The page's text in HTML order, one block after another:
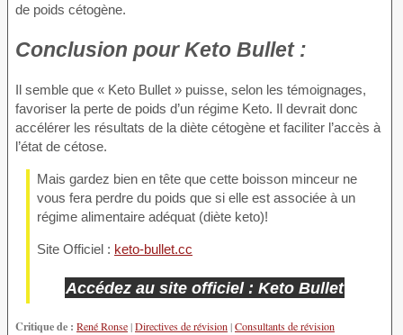
de poids cétogène.
Conclusion pour Keto Bullet :
Il semble que « Keto Bullet » puisse, selon les témoignages,
favoriser la perte de poids d’un régime Keto. Il devrait donc
accélérer les résultats de la diète cétogène et faciliter l’accès à
l’état de cétose.
Mais gardez bien en tête que cette boisson minceur ne
vous fera perdre du poids que si elle est associée à un
régime alimentaire adéquat (diète keto)!
Site Officiel : keto-bullet.cc
Accédez au site officiel : Keto Bullet
Critique de : René Ronse|Directives de révision|Consultants de révision